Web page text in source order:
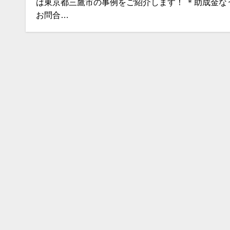
は東京都三鷹市の事例をご紹介します！ ＊助成金な
お問合…